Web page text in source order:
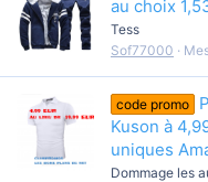
au choix
Tess
Sof77000
code promo
Kuson à
uniques
Dommage les